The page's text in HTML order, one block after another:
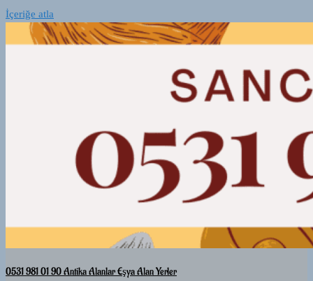
İçeriğe atla
0531 981 01 90 Antika Alanlar Eşya Alan Yerler